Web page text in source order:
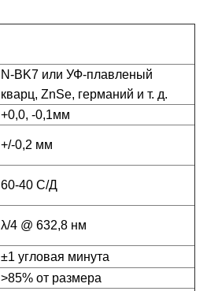
N-BK7 или УФ-плавленый
кварц, ZnSe, германий и т. д.
+0,0, -0,1мм
+/-0,2 мм
60-40 С/Д
λ/4 @ 632,8 нм
±1 угловая минута
>85% от размера